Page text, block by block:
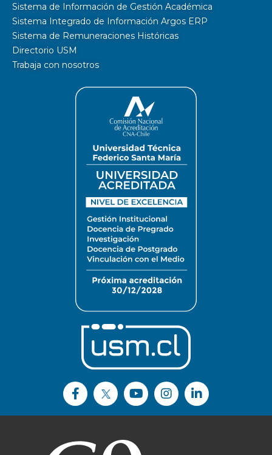
Sistema de Información de Gestión Académica
Sistema Integrado de Información Argos ERP
Sistema de Remuneraciones Históricas
Directorio USM
Trabaja con nosotros